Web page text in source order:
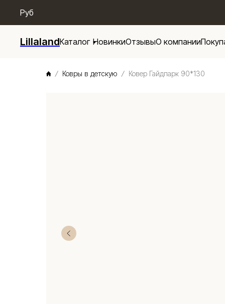
Руб
LillalandКаталог НовинкиОтзывыО компании
Ковры в детскую Ковер Гайдпарк 90*130